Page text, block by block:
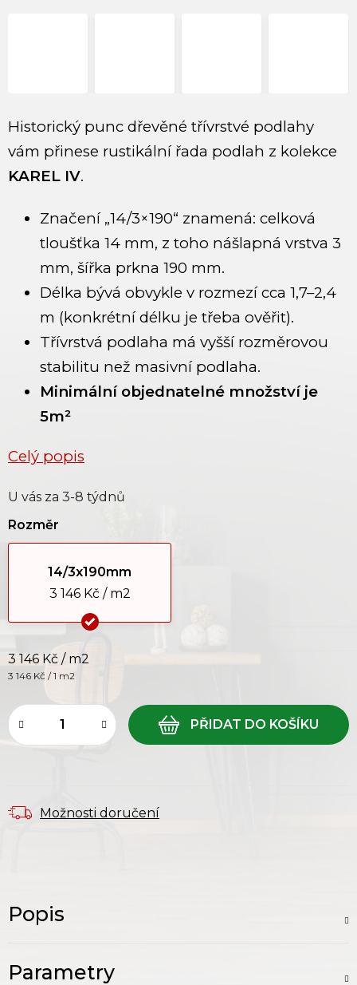
Historický punc dřevěné třívrstvé podlahy
vám přinese rustikální řada podlah z kolekce
KAREL IV.
Značení „14/3×190“ znamená: celková
tloušťka 14 mm, z toho nášlapná vrstva 3
mm, šířka prkna 190 mm.
Délka bývá obvykle v rozmezí cca 1,7–2,4
m (konkrétní délku je třeba ověřit).
Třívrstvá podlaha má vyšší rozměrovou
stabilitu než masivní podlaha.
Minimální objednatelné množství je
5m²
Celý popis
Rozměr
14/3x190mm
3 146 Kč / m2
3 146 Kč / m2
Měrná cena:
3 146 Kč / 1 m2
U vás za 3-8 týdnů
Možnosti doručení
Popis
Parametry